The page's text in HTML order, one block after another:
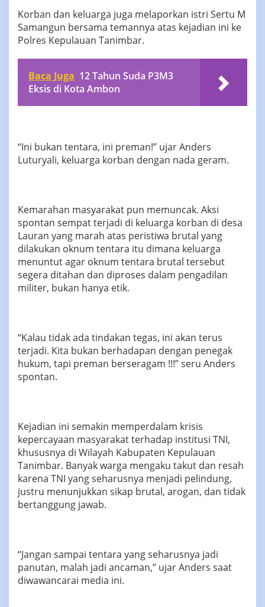
Korban dan keluarga juga melaporkan istri Sertu M
Samangun bersama temannya atas kejadian ini ke
Polres Kepulauan Tanimbar.
Baca Juga 12 Tahun Suda P3M3
Eksis di Kota Ambon
“Ini bukan tentara, ini preman!” ujar Anders
Luturyali, keluarga korban dengan nada geram.
Kemarahan masyarakat pun memuncak. Aksi
spontan sempat terjadi di keluarga korban di desa
Lauran yang marah atas peristiwa brutal yang
dilakukan oknum tentara itu dimana keluarga
menuntut agar oknum tentara brutal tersebut
segera ditahan dan diproses dalam pengadilan
militer, bukan hanya etik.
“Kalau tidak ada tindakan tegas, ini akan terus
terjadi. Kita bukan berhadapan dengan penegak
hukum, tapi preman berseragam !!!” seru Anders
spontan.
Kejadian ini semakin memperdalam krisis
kepercayaan masyarakat terhadap institusi TNI,
khususnya di Wilayah Kabupaten Kepulauan
Tanimbar. Banyak warga mengaku takut dan resah
karena TNI yang seharusnya menjadi pelindung,
justru menunjukkan sikap brutal, arogan, dan tidak
bertanggung jawab.
“Jangan sampai tentara yang seharusnya jadi
panutan, malah jadi ancaman,” ujar Anders saat
diwawancarai media ini.